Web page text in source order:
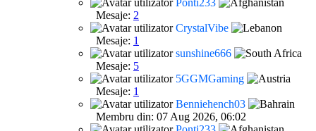
Ponti233
Mesaje: 2
CrystalVibe
Mesaje: 1
sunshine666
Mesaje: 5
5GGMGaming
Mesaje: 1
Benniehench03
Membru din: 07 Aug 2026, 06:02